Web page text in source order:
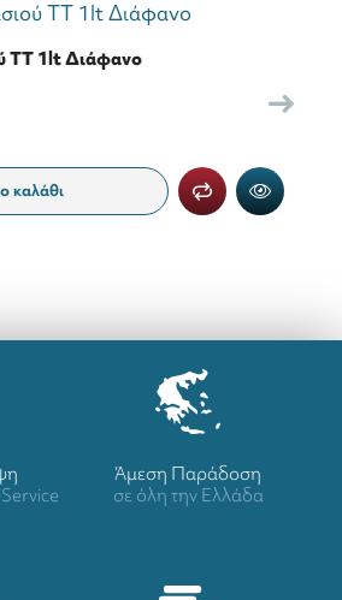
TT 1lt Διάφανο
καλάθι
Άμεση Παράδοση
σε όλη την Ελλάδα